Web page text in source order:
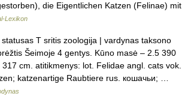
die Eigentlichen Katzen (Felinae) mit
Lexikon
T sritis zoologija | vardynas taksono
Šeimoje 4 gentys. Kūno masė – 2.5 390
cm. atitikmenys: lot. Felidae angl. cats vok.
katzenartige Raubtiere rus. кошачьи; …